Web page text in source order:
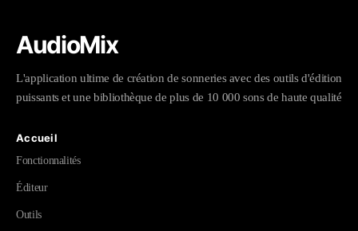
AudioMix
L'application ultime de création de sonneries avec des outils d'édition
puissants et une bibliothèque de plus de 10 000 sons de haute qualité
Accueil
Fonctionnalités
Éditeur
Outils